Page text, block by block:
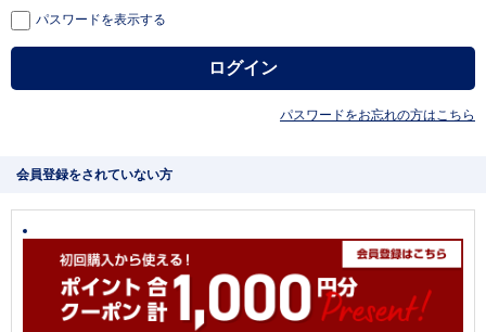
パスワードを表示する
パスワードをお忘れの方はこちら
会員登録をされていない方